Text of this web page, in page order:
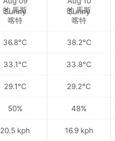
Sunny
36.8°C
33.1°C
29.1°C
50%
20.5 kph
Sunny
38.2°C
33.8°C
29.2°C
48%
16.9 kph